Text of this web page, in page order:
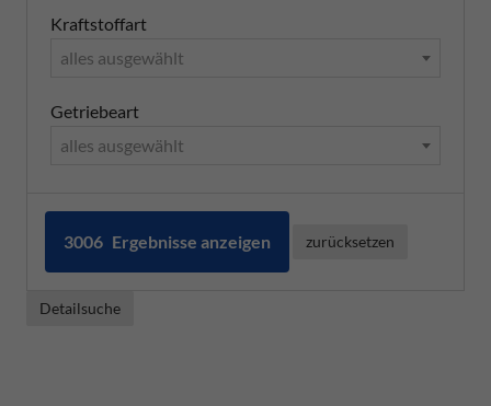
Kraftstoffart
alles ausgewählt
Getriebeart
alles ausgewählt
3006 Ergebnisse anzeigen zurücksetzen
Detailsuche